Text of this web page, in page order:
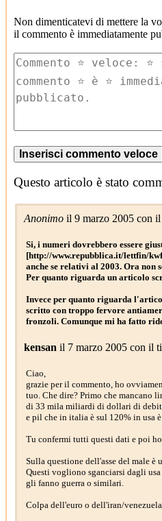
Non dimenticatevi di mettere la
il commento è immediatamente
Questo articolo è stato
Anonimo il 9 marzo 2005 con
Si, i numeri dovrebbero essere
[http://www.repubblica.it/lettfin/
anche se relativi al 2003. Ora non
Per quanto riguarda un articolo
Invece per quanto riguarda
scritto con troppo fervore
fronzoli. Comunque mi ha fatto
kensan il 7 marzo 2005 con il
Ciao,
grazie per il commento, ho
tuo. Che dire? Primo che mancano
di 33 mila miliardi di dollari di
e pil che in italia è sul 120% in usa
Tu confermi tutti questi dati e poi
Sulla questione dell'asse del male
Questi vogliono sganciarsi dagli
gli fanno guerra o similari.
Colpa dell'euro o dell'iran/